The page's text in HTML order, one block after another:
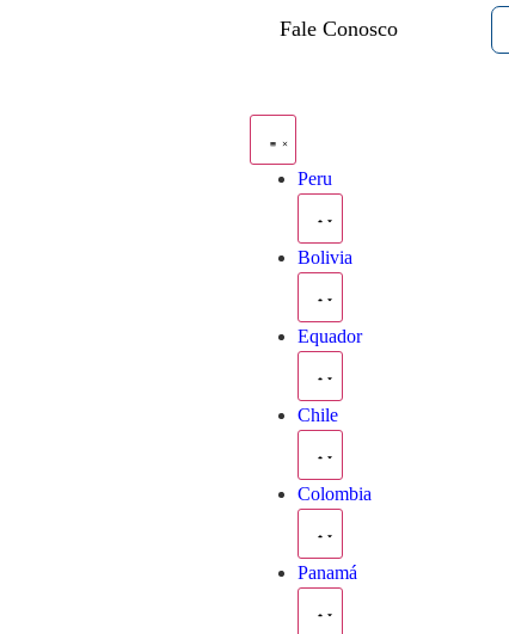
Fale Conosco
Peru
Bolivia
Equador
Chile
Colombia
Panamá